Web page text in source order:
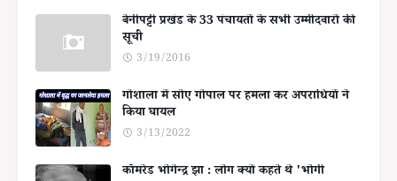
बेनीपट्टी प्रखंड के 33 पंचायतों के सभी उम्मीदवारों की
सूची
3/19/2016
गोशाला में सोए गोपाल पर हमला कर अपराधियों ने
किया घायल
3/13/2022
कॉमरेड भोगेन्द्र झा : लोग क्यों कहते थे 'भोगी